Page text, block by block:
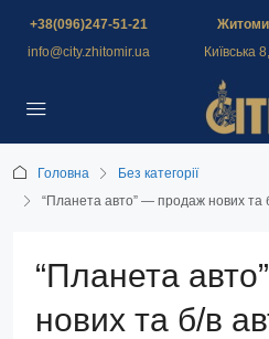
+38(096)247-51-21
info@city.zhitomir.ua
Київська
Головна
Без категорії
“Планета авто” — продаж нових та
“Планета
нових та б/в